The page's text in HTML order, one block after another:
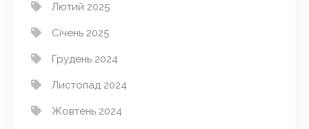
Лютий 2025
Січень 2025
Грудень 2024
Листопад 2024
Жовтень 2024